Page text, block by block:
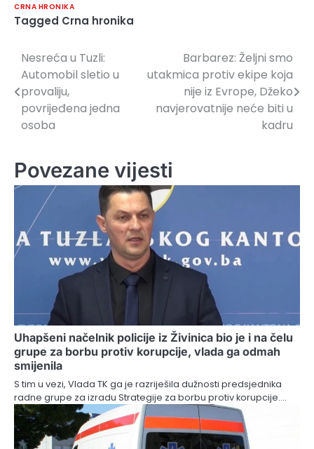
CRNA HRONIKA
Tagged Crna hronika
Navigacija
članaka
Nesreća u Tuzli:
Automobil sletio u
provaliju,
povrijeđena jedna
osoba
Barbarez: Željni smo
utakmica protiv ekipe koja
nije iz Evrope, Džeko
navjerovatnije neće biti u
kadru
Povezane vijesti
Uhapšeni načelnik policije iz Živinica bio je i na čelu
grupe za borbu protiv korupcije, vlada ga odmah
smijenila
S tim u vezi, Vlada TK ga je razriješila dužnosti predsjednika
radne grupe za izradu Strategije za borbu protiv korupcije.…